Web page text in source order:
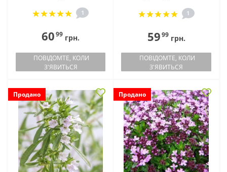
1
6099 грн.
ПОВІДОМТЕ, КОЛИ
З'ЯВИТЬСЯ
1
5999грн.
ПОВІДОМТЕ, КОЛИ
З'ЯВИТЬСЯ
Продано Продано